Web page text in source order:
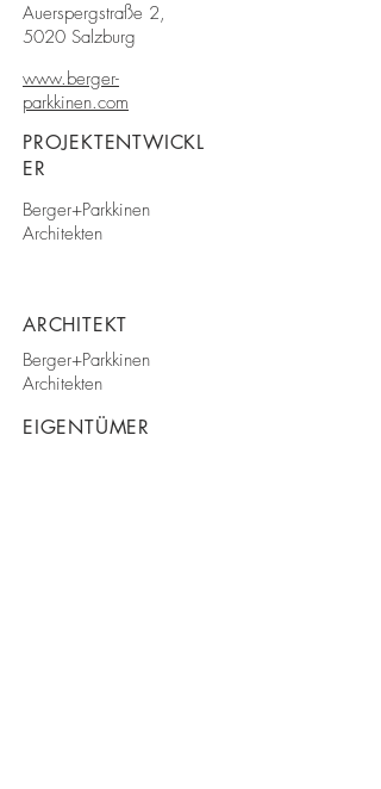
Auerspergstraße 2,
5020 Salzburg
www.berger-
parkkinen.com
PROJEKTENTWICKL
ER
Berger+Parkkinen
Architekten
ARCHITEKT
Berger+Parkkinen
Architekten
EIGENTÜMER